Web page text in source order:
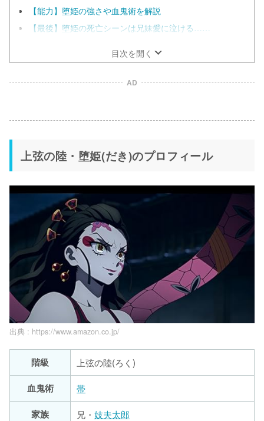
【能力】堕姫の強さや血鬼術を解説
【最後】堕姫の死亡シーンは兄妹愛に泣ける……
目次を開く
AD
上弦の陸・堕姫(だき)のプロフィール
出典 : https://www.amazon.co.jp/
階級
上弦の陸(ろく)
血鬼術
帯
家族
兄・ 妓夫太郎